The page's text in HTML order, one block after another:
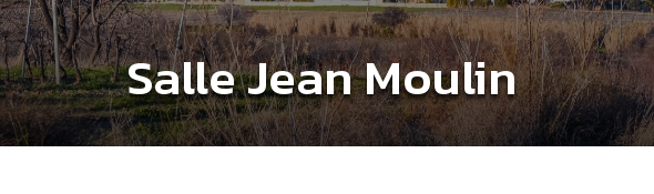
Salle Jean Moulin